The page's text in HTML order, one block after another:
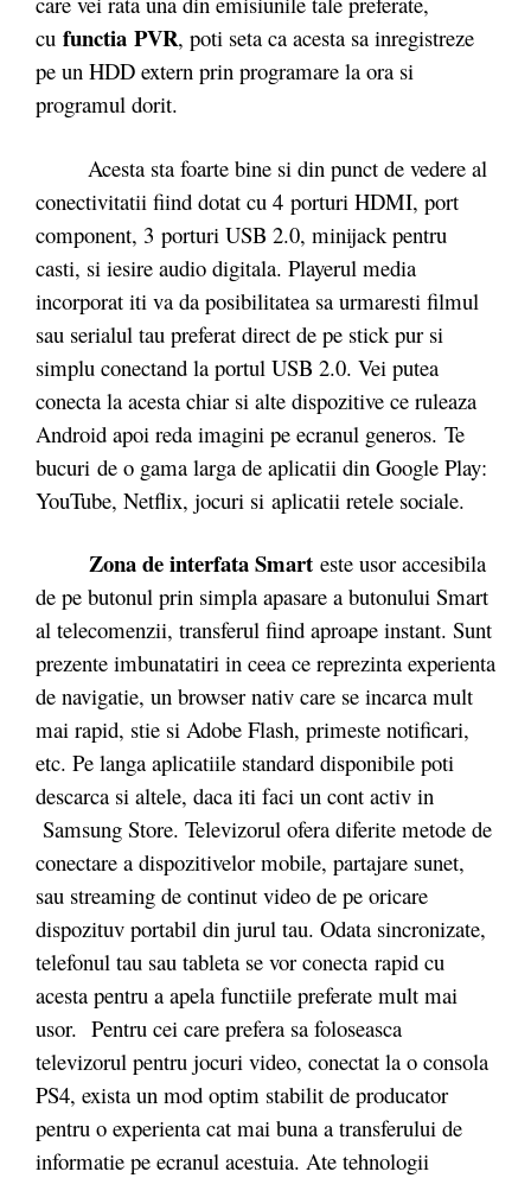
cu functia PVR, poti seta ca acesta sa inregistreze
pe un HDD extern prin programare la ora si
programul dorit.
Acesta sta foarte bine si din punct de vedere al
conectivitatii fiind dotat cu 4 porturi HDMI, port
component, 3 porturi USB 2.0, minijack pentru
casti, si iesire audio digitala. Playerul media
incorporat iti va da posibilitatea sa urmaresti filmul
sau serialul tau preferat direct de pe stick pur si
simplu conectand la portul USB 2.0. Vei putea
conecta la acesta chiar si alte dispozitive ce ruleaza
Android apoi reda imagini pe ecranul generos. Te
bucuri de o gama larga de aplicatii din Google Play:
YouTube, Netflix, jocuri si aplicatii retele sociale.
Zona de interfata Smart este usor accesibila
de pe butonul prin simpla apasare a butonului Smart
al telecomenzii, transferul fiind aproape instant. Sunt
prezente imbunatatiri in ceea ce reprezinta experienta
de navigatie, un browser nativ care se incarca mult
mai rapid, stie si Adobe Flash, primeste notificari,
etc. Pe langa aplicatiile standard disponibile poti
descarca si altele, daca iti faci un cont activ in
Samsung Store. Televizorul ofera diferite metode de
conectare a dispozitivelor mobile, partajare sunet,
sau streaming de continut video de pe oricare
dispozituv portabil din jurul tau. Odata sincronizate,
telefonul tau sau tableta se vor conecta rapid cu
acesta pentru a apela functiile preferate mult mai
usor. Pentru cei care prefera sa foloseasca
televizorul pentru jocuri video, conectat la o consola
PS4, exista un mod optim stabilit de producator
pentru o experienta cat mai buna a transferului de
informatie pe ecranul acestuia. Ate tehnologii